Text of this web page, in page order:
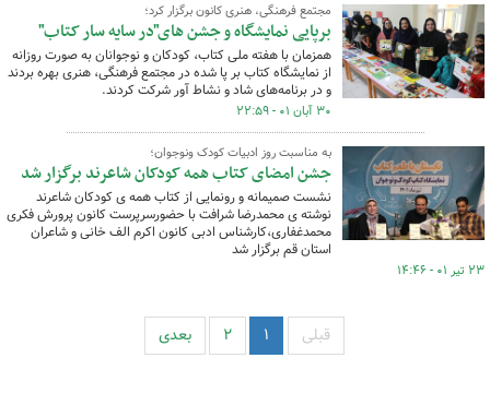
مجتمع فرهنگی، هنری کانون برگزار کرد؛
برپایی نمایشگاه و جشن های"در سایه سار کتاب"
همزمان با هفته ملی کتاب، کودکان و نوجوانان به صورت روزانه
از نمایشگاه کتاب بر پا شده در مجتمع فرهنگی، هنری بهره بردند
و در برنامه‌های شاد و نشاط آور شرکت کردند.
۳۰ آبان ۰۱ - ۲۲:۵۹
به مناسبت روز ادبیات کودک ونوجوان؛
جشن امضای کتاب همه کودکان شاعرند برگزار شد
نشست صمیمانه و رونمایی از کتاب همه ی کودکان شاعرند
نوشته ی محمدرضا شرافت با حضورسرپرست کانون پرورش فکری
محمدغفاری،کارشناس ادبی کانون اکرم الف خانی و شاعران
استان قم برگزار شد
۲۳ تیر ۰۱ - ۱۴:۴۶
قبلی ۱ ۲ بعدی